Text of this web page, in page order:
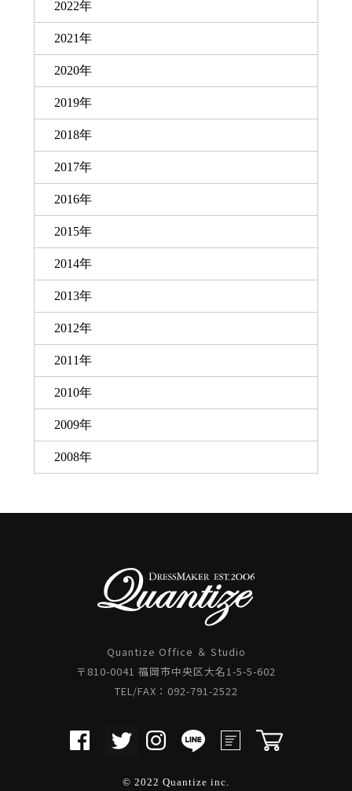
2022年
2021年
2020年
2019年
2018年
2017年
2016年
2015年
2014年
2013年
2012年
2011年
2010年
2009年
2008年
Quantize Office ＆ Studio
〒810-0041 福岡市中央区大名1-5-5-602
TEL/FAX：092-791-2522
© 2022 Quantize inc.